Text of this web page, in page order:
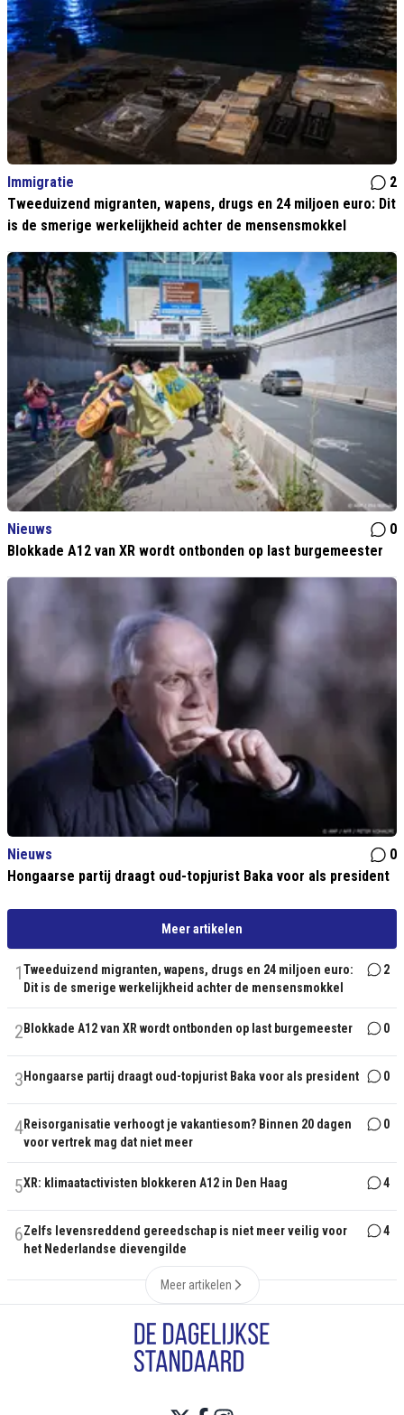
Immigratie
2
Tweeduizend migranten, wapens, drugs en 24 miljoen euro: Dit
is de smerige werkelijkheid achter de mensensmokkel
Nieuws
0
Blokkade A12 van XR wordt ontbonden op last burgemeester
Nieuws
0
Hongaarse partij draagt oud-topjurist Baka voor als president
Meer artikelen
1Tweeduizend migranten, wapens, drugs en 24 miljoen euro:
Dit is de smerige werkelijkheid achter de mensensmokkel
2
2 Blokkade A12 van XR wordt ontbonden op last burgemeester 0
3 Hongaarse partij draagt oud-topjurist Baka voor als president 0
4Reisorganisatie verhoogt je vakantiesom? Binnen 20 dagen
voor vertrek mag dat niet meer
0
5XR: klimaatactivisten blokkeren A12 in Den Haag 4
6Zelfs levensreddend gereedschap is niet meer veilig voor
het Nederlandse dievengilde
4
Meer artikelen